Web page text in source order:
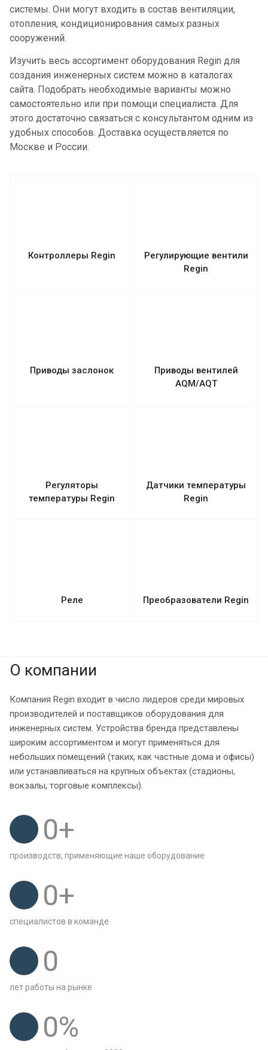
системы. Они могут входить в состав вентиляции,
отопления, кондиционирования самых разных
сооружений.
Изучить весь ассортимент оборудования Regin для
создания инженерных систем можно в каталогах
сайта. Подобрать необходимые варианты можно
самостоятельно или при помощи специалиста. Для
этого достаточно связаться с консультантом одним из
удобных способов. Доставка осуществляется по
Москве и России.
Контроллеры Regin
Регулирующие вентили
Regin
Приводы заслонок
Приводы вентилей
AQM/AQT
Регуляторы
температуры Regin
Датчики температуры
Regin
Реле Преобразователи Regin
О компании
Компания Regin входит в число лидеров среди мировых
производителей и поставщиков оборудования для
инженерных систем. Устройства бренда представлены
широким ассортиментом и могут применяться для
небольших помещений (таких, как частные дома и офисы)
или устанавливаться на крупных объектах (стадионы,
вокзалы, торговые комплексы).
0+
производств, применяющие наше оборудование
0+
специалистов в команде
0
лет работы на рынке
0%